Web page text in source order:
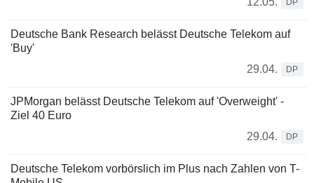
DP
Deutsche Bank Research belässt Deutsche Telekom auf
'Buy'
29.04.
DP
JPMorgan belässt Deutsche Telekom auf 'Overweight' -
Ziel 40 Euro
29.04.
DP
Deutsche Telekom vorbörslich im Plus nach Zahlen von T-